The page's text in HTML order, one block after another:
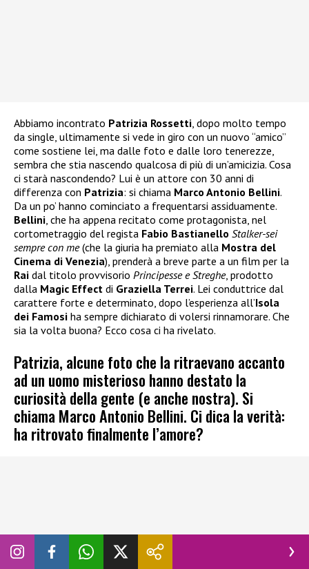
Abbiamo incontrato Patrizia Rossetti, dopo molto tempo
da single, ultimamente si vede in giro con un nuovo “amico”
come sostiene lei, ma dalle foto e dalle loro tenerezze,
sembra che stia nascendo qualcosa di più di un’amicizia. Cosa
ci starà nascondendo? Lui è un attore con 30 anni di
differenza con Patrizia: si chiama Marco Antonio Bellini.
Da un po’ hanno cominciato a frequentarsi assiduamente.
Bellini, che ha appena recitato come protagonista, nel
cortometraggio del regista Fabio Bastianello Stalker-sei
sempre con me(che la giuria ha premiato alla Mostra del
Cinema di Venezia), prenderà a breve parte a un film per la
Rai dal titolo provvisorio Principesse e Streghe, prodotto
dalla Magic Effect di Graziella Terrei. Lei conduttrice dal
carattere forte e determinato, dopo l’esperienza all’Isola
dei Famosi ha sempre dichiarato di volersi rinnamorare. Che
sia la volta buona? Ecco cosa ci ha rivelato.
Patrizia, alcune foto che la ritraevano accanto
ad un uomo misterioso hanno destato la
curiosità della gente (e anche nostra). Si
chiama Marco Antonio Bellini. Ci dica la verità:
ha ritrovato finalmente l’amore?